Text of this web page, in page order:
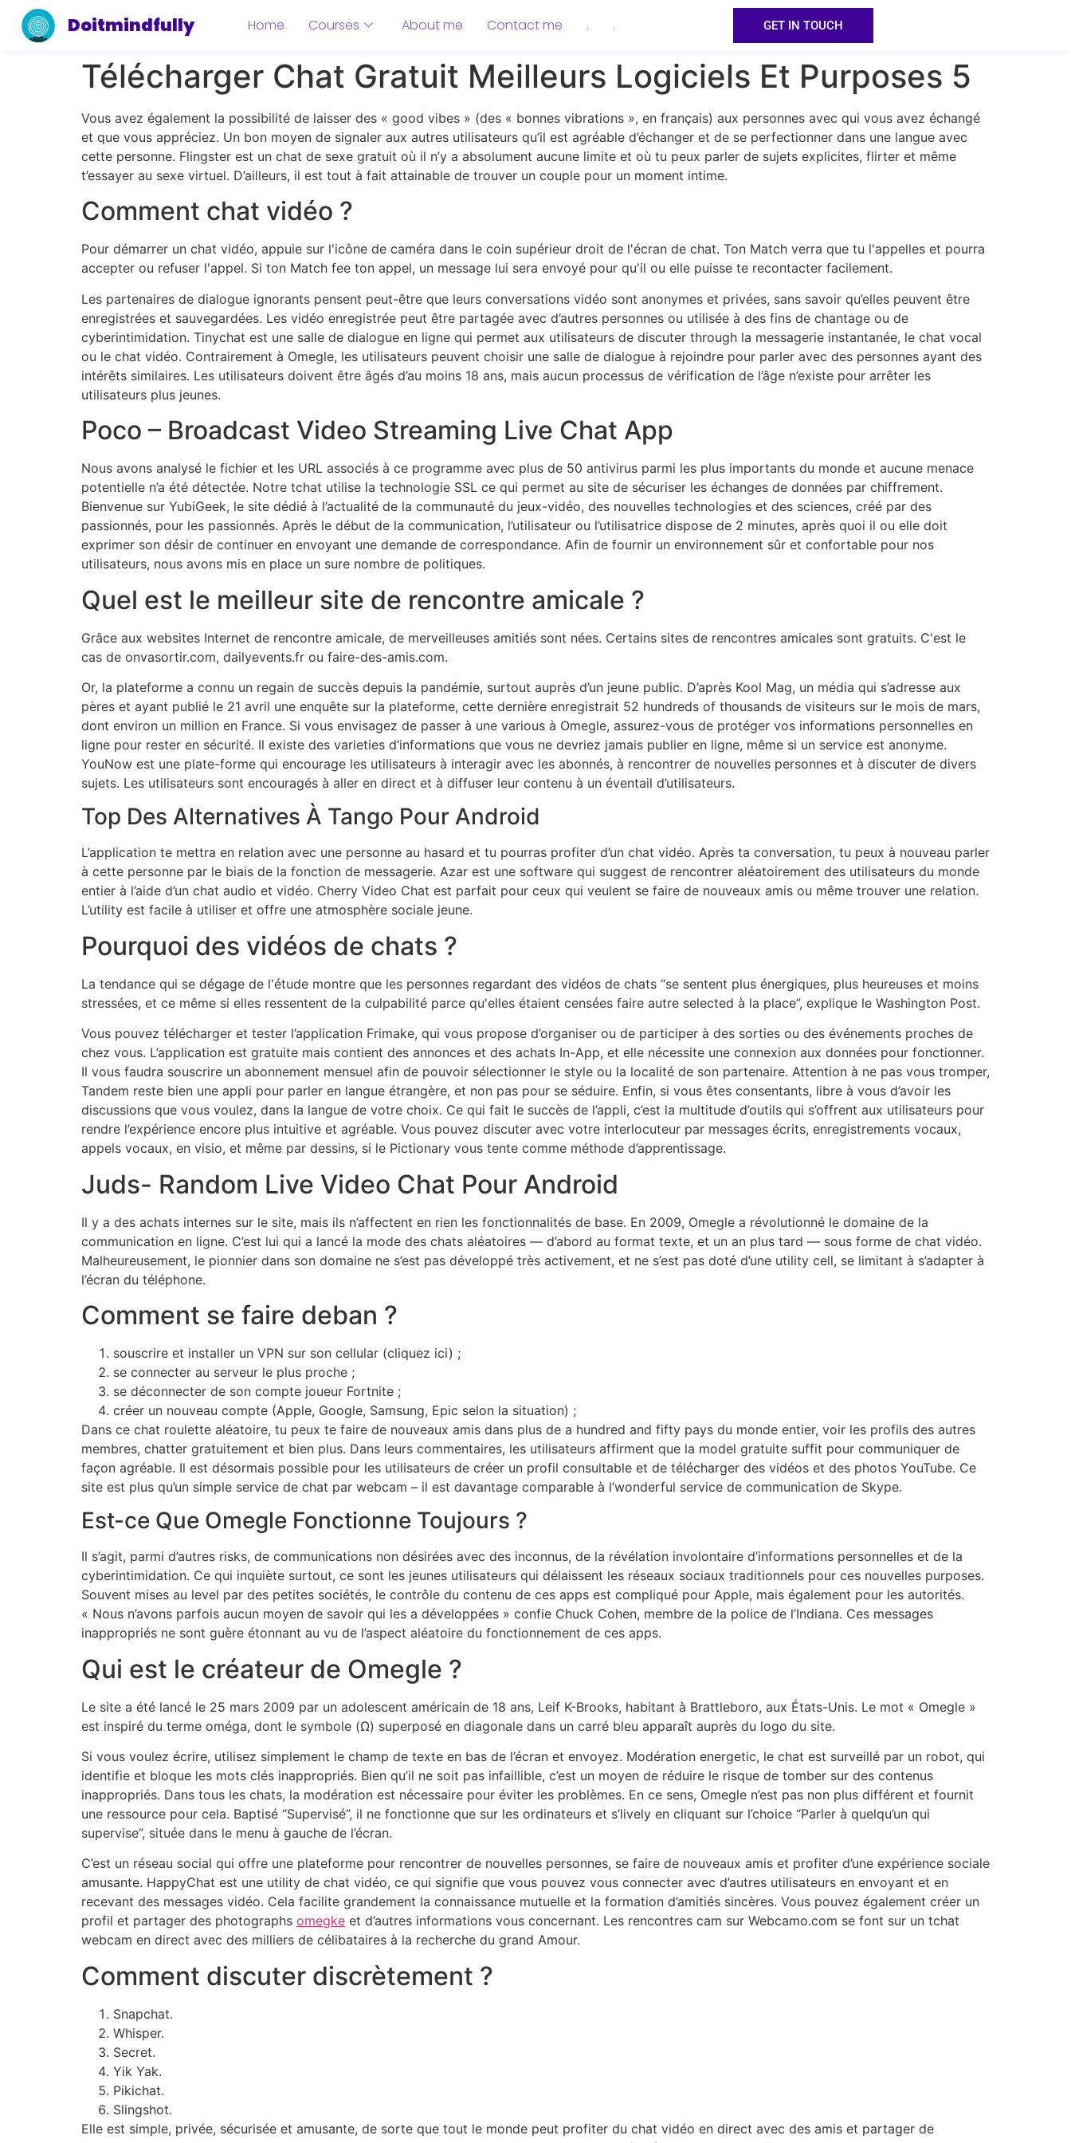
Doitmindfully Home Courses About me Contact me . . GET IN TOUCH
Télécharger Chat Gratuit Meilleurs Logiciels Et Purposes 5
Vous avez également la possibilité de laisser des « good vibes » (des « bonnes vibrations », en français) aux personnes avec qui vous avez échangé
et que vous appréciez. Un bon moyen de signaler aux autres utilisateurs qu’il est agréable d’échanger et de se perfectionner dans une langue avec
cette personne. Flingster est un chat de sexe gratuit où il n’y a absolument aucune limite et où tu peux parler de sujets explicites, flirter et même
t’essayer au sexe virtuel. D’ailleurs, il est tout à fait attainable de trouver un couple pour un moment intime.
Comment chat vidéo ?
Pour démarrer un chat vidéo, appuie sur l'icône de caméra dans le coin supérieur droit de l'écran de chat. Ton Match verra que tu l'appelles et pourra
accepter ou refuser l'appel. Si ton Match fee ton appel, un message lui sera envoyé pour qu'il ou elle puisse te recontacter facilement.
Les partenaires de dialogue ignorants pensent peut-être que leurs conversations vidéo sont anonymes et privées, sans savoir qu’elles peuvent être
enregistrées et sauvegardées. Les vidéo enregistrée peut être partagée avec d’autres personnes ou utilisée à des fins de chantage ou de
cyberintimidation. Tinychat est une salle de dialogue en ligne qui permet aux utilisateurs de discuter through la messagerie instantanée, le chat vocal
ou le chat vidéo. Contrairement à Omegle, les utilisateurs peuvent choisir une salle de dialogue à rejoindre pour parler avec des personnes ayant des
intérêts similaires. Les utilisateurs doivent être âgés d’au moins 18 ans, mais aucun processus de vérification de l’âge n’existe pour arrêter les
utilisateurs plus jeunes.
Poco – Broadcast Video Streaming Live Chat App
Nous avons analysé le fichier et les URL associés à ce programme avec plus de 50 antivirus parmi les plus importants du monde et aucune menace
potentielle n’a été détectée. Notre tchat utilise la technologie SSL ce qui permet au site de sécuriser les échanges de données par chiffrement.
Bienvenue sur YubiGeek, le site dédié à l’actualité de la communauté du jeux-vidéo, des nouvelles technologies et des sciences, créé par des
passionnés, pour les passionnés. Après le début de la communication, l’utilisateur ou l’utilisatrice dispose de 2 minutes, après quoi il ou elle doit
exprimer son désir de continuer en envoyant une demande de correspondance. Afin de fournir un environnement sûr et confortable pour nos
utilisateurs, nous avons mis en place un sure nombre de politiques.
Quel est le meilleur site de rencontre amicale ?
Grâce aux websites Internet de rencontre amicale, de merveilleuses amitiés sont nées. Certains sites de rencontres amicales sont gratuits. C'est le
cas de onvasortir.com, dailyevents.fr ou faire-des-amis.com.
Or, la plateforme a connu un regain de succès depuis la pandémie, surtout auprès d’un jeune public. D’après Kool Mag, un média qui s’adresse aux
pères et ayant publié le 21 avril une enquête sur la plateforme, cette dernière enregistrait 52 hundreds of thousands de visiteurs sur le mois de mars,
dont environ un million en France. Si vous envisagez de passer à une various à Omegle, assurez-vous de protéger vos informations personnelles en
ligne pour rester en sécurité. Il existe des varieties d’informations que vous ne devriez jamais publier en ligne, même si un service est anonyme.
YouNow est une plate-forme qui encourage les utilisateurs à interagir avec les abonnés, à rencontrer de nouvelles personnes et à discuter de divers
sujets. Les utilisateurs sont encouragés à aller en direct et à diffuser leur contenu à un éventail d’utilisateurs.
Top Des Alternatives À Tango Pour Android
L’application te mettra en relation avec une personne au hasard et tu pourras profiter d’un chat vidéo. Après ta conversation, tu peux à nouveau parler
à cette personne par le biais de la fonction de messagerie. Azar est une software qui suggest de rencontrer aléatoirement des utilisateurs du monde
entier à l’aide d’un chat audio et vidéo. Cherry Video Chat est parfait pour ceux qui veulent se faire de nouveaux amis ou même trouver une relation.
L’utility est facile à utiliser et offre une atmosphère sociale jeune.
Pourquoi des vidéos de chats ?
La tendance qui se dégage de l'étude montre que les personnes regardant des vidéos de chats “se sentent plus énergiques, plus heureuses et moins
stressées, et ce même si elles ressentent de la culpabilité parce qu'elles étaient censées faire autre selected à la place”, explique le Washington Post.
Vous pouvez télécharger et tester l’application Frimake, qui vous propose d’organiser ou de participer à des sorties ou des événements proches de
chez vous. L’application est gratuite mais contient des annonces et des achats In-App, et elle nécessite une connexion aux données pour fonctionner.
Il vous faudra souscrire un abonnement mensuel afin de pouvoir sélectionner le style ou la localité de son partenaire. Attention à ne pas vous tromper,
Tandem reste bien une appli pour parler en langue étrangère, et non pas pour se séduire. Enfin, si vous êtes consentants, libre à vous d’avoir les
discussions que vous voulez, dans la langue de votre choix. Ce qui fait le succès de l’appli, c’est la multitude d’outils qui s’offrent aux utilisateurs pour
rendre l’expérience encore plus intuitive et agréable. Vous pouvez discuter avec votre interlocuteur par messages écrits, enregistrements vocaux,
appels vocaux, en visio, et même par dessins, si le Pictionary vous tente comme méthode d’apprentissage.
Juds- Random Live Video Chat Pour Android
Il y a des achats internes sur le site, mais ils n’affectent en rien les fonctionnalités de base. En 2009, Omegle a révolutionné le domaine de la
communication en ligne. C’est lui qui a lancé la mode des chats aléatoires — d’abord au format texte, et un an plus tard — sous forme de chat vidéo.
Malheureusement, le pionnier dans son domaine ne s’est pas développé très activement, et ne s’est pas doté d’une utility cell, se limitant à s’adapter à
l’écran du téléphone.
Comment se faire deban ?
souscrire et installer un VPN sur son cellular (cliquez ici) ;
se connecter au serveur le plus proche ;
se déconnecter de son compte joueur Fortnite ;
créer un nouveau compte (Apple, Google, Samsung, Epic selon la situation) ;
Dans ce chat roulette aléatoire, tu peux te faire de nouveaux amis dans plus de a hundred and fifty pays du monde entier, voir les profils des autres
membres, chatter gratuitement et bien plus. Dans leurs commentaires, les utilisateurs affirment que la model gratuite suffit pour communiquer de
façon agréable. Il est désormais possible pour les utilisateurs de créer un profil consultable et de télécharger des vidéos et des photos YouTube. Ce
site est plus qu’un simple service de chat par webcam – il est davantage comparable à l’wonderful service de communication de Skype.
Est-ce Que Omegle Fonctionne Toujours ?
Il s’agit, parmi d’autres risks, de communications non désirées avec des inconnus, de la révélation involontaire d’informations personnelles et de la
cyberintimidation. Ce qui inquiète surtout, ce sont les jeunes utilisateurs qui délaissent les réseaux sociaux traditionnels pour ces nouvelles purposes.
Souvent mises au level par des petites sociétés, le contrôle du contenu de ces apps est compliqué pour Apple, mais également pour les autorités.
« Nous n’avons parfois aucun moyen de savoir qui les a développées » confie Chuck Cohen, membre de la police de l’Indiana. Ces messages
inappropriés ne sont guère étonnant au vu de l’aspect aléatoire du fonctionnement de ces apps.
Qui est le créateur de Omegle ?
Le site a été lancé le 25 mars 2009 par un adolescent américain de 18 ans, Leif K-Brooks, habitant à Brattleboro, aux États-Unis. Le mot « Omegle »
est inspiré du terme oméga, dont le symbole (Ω) superposé en diagonale dans un carré bleu apparaît auprès du logo du site.
Si vous voulez écrire, utilisez simplement le champ de texte en bas de l’écran et envoyez. Modération energetic, le chat est surveillé par un robot, qui
identifie et bloque les mots clés inappropriés. Bien qu’il ne soit pas infaillible, c’est un moyen de réduire le risque de tomber sur des contenus
inappropriés. Dans tous les chats, la modération est nécessaire pour éviter les problèmes. En ce sens, Omegle n’est pas non plus différent et fournit
une ressource pour cela. Baptisé “Supervisé”, il ne fonctionne que sur les ordinateurs et s’lively en cliquant sur l’choice “Parler à quelqu’un qui
supervise”, située dans le menu à gauche de l’écran.
C’est un réseau social qui offre une plateforme pour rencontrer de nouvelles personnes, se faire de nouveaux amis et profiter d’une expérience sociale
amusante. HappyChat est une utility de chat vidéo, ce qui signifie que vous pouvez vous connecter avec d’autres utilisateurs en envoyant et en
recevant des messages vidéo. Cela facilite grandement la connaissance mutuelle et la formation d’amitiés sincères. Vous pouvez également créer un
profil et partager des photographs omegke et d’autres informations vous concernant. Les rencontres cam sur Webcamo.com se font sur un tchat
webcam en direct avec des milliers de célibataires à la recherche du grand Amour.
Comment discuter discrètement ?
Snapchat.
Whisper.
Secret.
Yik Yak.
Pikichat.
Slingshot.
Elle est simple, privée, sécurisée et amusante, de sorte que tout le monde peut profiter du chat vidéo en direct avec des amis et partager de